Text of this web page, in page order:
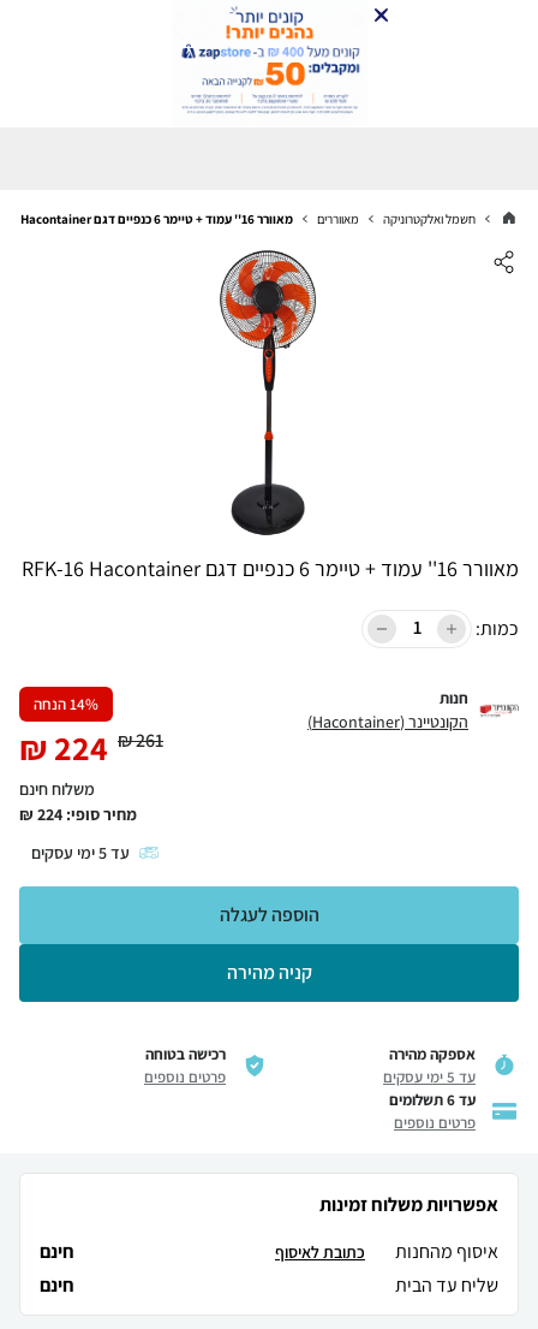
חשמל ואלקטרוניקה מאווררים מאוורר 16'' עמוד + טיימר 6 כנפיים דגם RFK-16 Hacontainer
מאוורר 16'' עמוד + טיימר 6 כנפיים דגם RFK-16 Hacontainer
כמות:
חנות
הקונטיינר (Hacontainer)
14% הנחה
261
₪
224
₪
משלוח חינם
מחיר סופי: 224
₪
עד5ימי עסקים
קניה מהירה
הוספה לעגלה
אספקה מהירה
עד 5 ימי עסקים
רכישה בטוחה
פרטים נוספים
עד 6 תשלומים
פרטים נוספים
אפשרויות משלוח זמינות
איסוף מהחנות
חינם כתובת לאיסוף
שליח עד הבית חינם